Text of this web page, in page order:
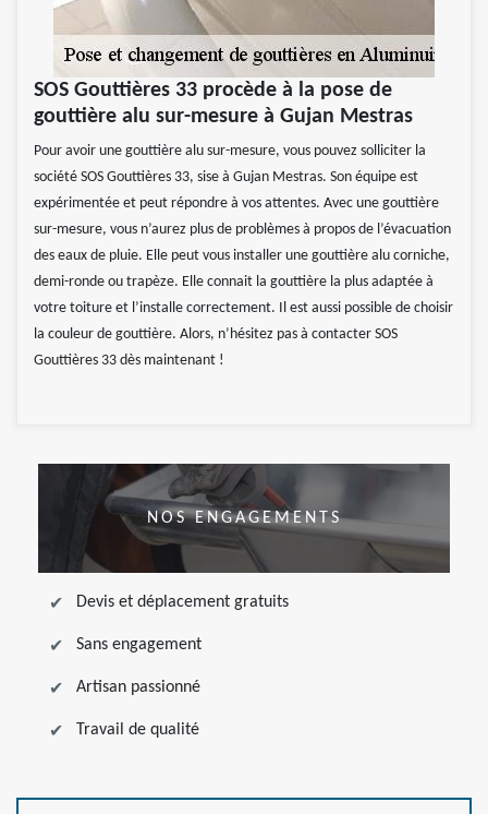
SOS Gouttières 33 procède à la pose de
gouttière alu sur-mesure à Gujan Mestras
Pour avoir une gouttière alu sur-mesure, vous pouvez solliciter la
société SOS Gouttières 33, sise à Gujan Mestras. Son équipe est
expérimentée et peut répondre à vos attentes. Avec une gouttière
sur-mesure, vous n’aurez plus de problèmes à propos de l’évacuation
des eaux de pluie. Elle peut vous installer une gouttière alu corniche,
demi-ronde ou trapèze. Elle connait la gouttière la plus adaptée à
votre toiture et l’installe correctement. Il est aussi possible de choisir
la couleur de gouttière. Alors, n’hésitez pas à contacter SOS
Gouttières 33 dès maintenant !
NOS ENGAGEMENTS
Devis et déplacement gratuits
Sans engagement
Artisan passionné
Travail de qualité